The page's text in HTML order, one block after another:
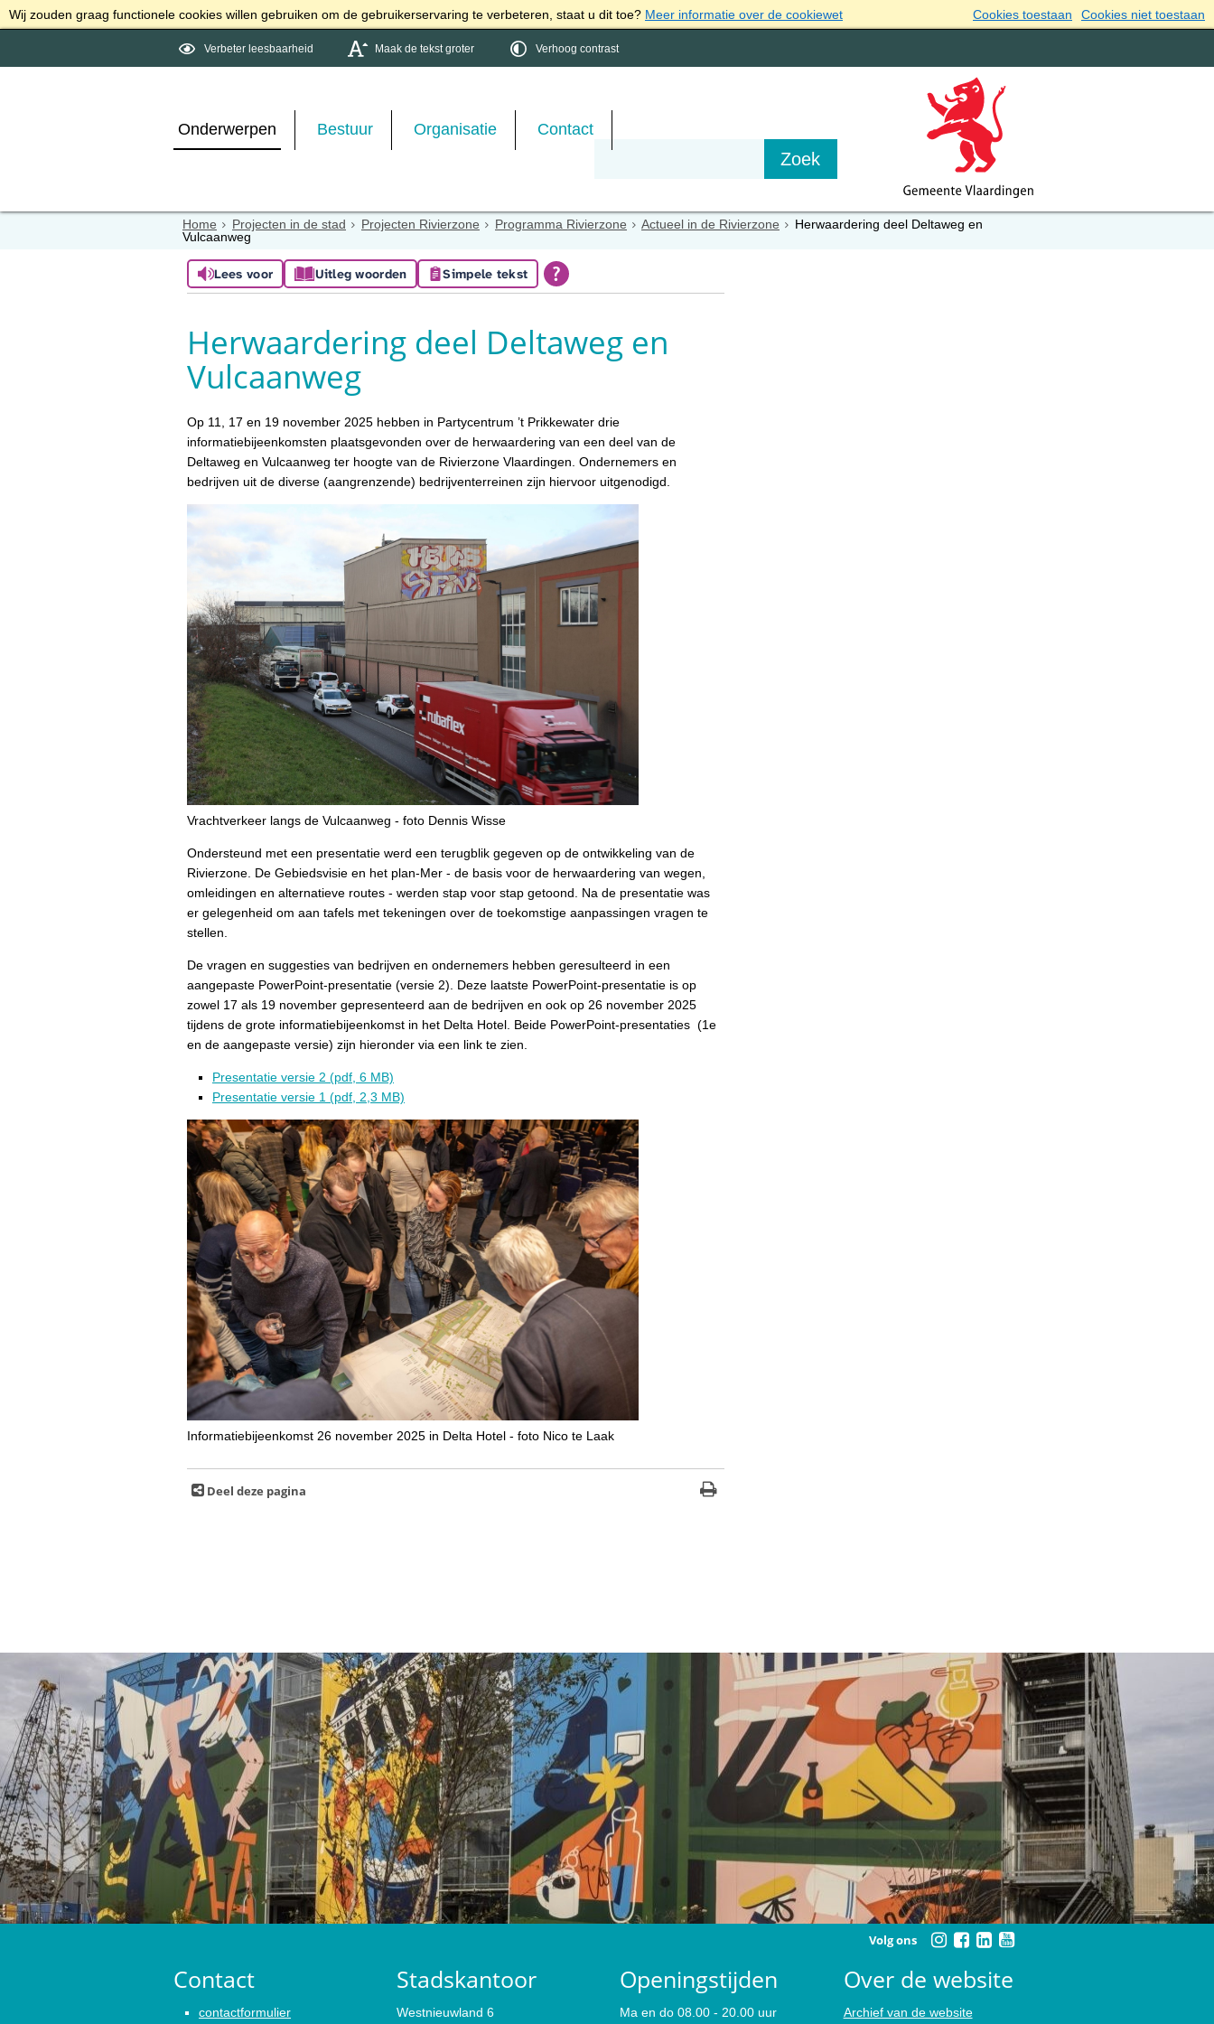
Wij zouden graag functionele cookies willen gebruiken om de gebruikerservaring te verbeteren, staat u dit toe? Meer informatie over de cookiewet Cookies toestaan Cookies niet toestaan
Verbeter leesbaarheid Maak de tekst groter Verhoog contrast
Onderwerpen Bestuur Organisatie Contact
Home Projecten in de stad Projecten Rivierzone Programma Rivierzone Actueel in de Rivierzone
Herwaardering deel Deltaweg en
Vulcaanweg
Lees voor Uitleg woorden Simpele tekst
Herwaardering deel Deltaweg en
Vulcaanweg
Op 11, 17 en 19 november 2025 hebben in Partycentrum ’t Prikkewater drie
informatiebijeenkomsten plaatsgevonden over de herwaardering van een deel van de
Deltaweg en Vulcaanweg ter hoogte van de Rivierzone Vlaardingen. Ondernemers en
bedrijven uit de diverse (aangrenzende) bedrijventerreinen zijn hiervoor uitgenodigd.
Vrachtverkeer langs de Vulcaanweg - foto Dennis Wisse
Ondersteund met een presentatie werd een terugblik gegeven op de ontwikkeling van de
Rivierzone. De Gebiedsvisie en het plan-Mer - de basis voor de herwaardering van wegen,
omleidingen en alternatieve routes - werden stap voor stap getoond. Na de presentatie was
er gelegenheid om aan tafels met tekeningen over de toekomstige aanpassingen vragen te
stellen.
De vragen en suggesties van bedrijven en ondernemers hebben geresulteerd in een
aangepaste PowerPoint-presentatie (versie 2). Deze laatste PowerPoint-presentatie is op
zowel 17 als 19 november gepresenteerd aan de bedrijven en ook op 26 november 2025
tijdens de grote informatiebijeenkomst in het Delta Hotel. Beide PowerPoint-presentaties (1e
en de aangepaste versie) zijn hieronder via een link te zien.
Presentatie versie 2 (pdf, 6 MB)
Presentatie versie 1 (pdf, 2,3 MB)
Informatiebijeenkomst 26 november 2025 in Delta Hotel - foto Nico te Laak
Deel deze pagina
Volg ons
Contact
contactformulier
Stadskantoor
Westnieuwland 6
Openingstijden
Ma en do 08.00 - 20.00 uur
Over de website
Archief van de website